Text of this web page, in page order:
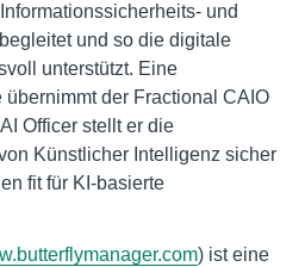
und
und so die digitale
unterstützt. Eine
der Fractional CAIO
Officer stellt er die
Künstlicher Intelligenz sicher
fit für KI-basierte
) ist eine